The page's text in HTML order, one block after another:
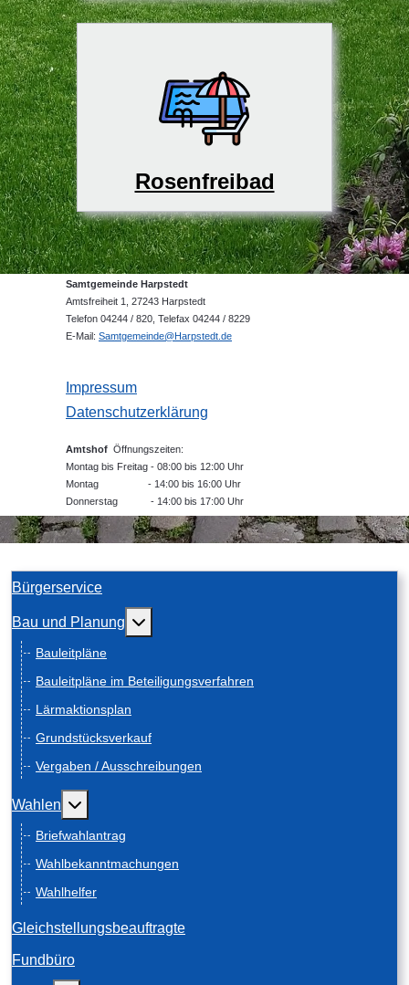
Rosenfreibad
Samtgemeinde Harpstedt
Amtsfreiheit 1, 27243 Harpstedt
Telefon 04244 / 820, Telefax 04244 / 8229
E-Mail: Samtgemeinde@Harpstedt.de
Impressum
Datenschutzerklärung
Amtshof Öffnungszeiten:
Montag bis Freitag - 08:00 bis 12:00 Uhr
Montag - 14:00 bis 16:00 Uhr
Donnerstag - 14:00 bis 17:00 Uhr
Bürgerservice
Bau und Planung Weitere Informationen: Bau und Planung
Bauleitpläne
Bauleitpläne im Beteiligungsverfahren
Lärmaktionsplan
Grundstücksverkauf
Vergaben / Ausschreibungen
Wahlen Weitere Informationen: Wahlen
Briefwahlantrag
Wahlbekanntmachungen
Wahlhelfer
Gleichstellungsbeauftragte
Fundbüro